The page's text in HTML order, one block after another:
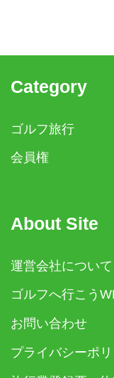
Category
ゴルフ旅行
会員権
About Site
運営会社について
ゴルフへ行こう
お問い合わせ
プライバシーポ